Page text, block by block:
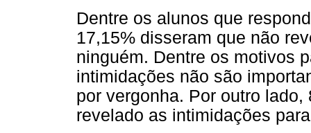
Dentre os alunos que
17,15% disseram que não
ninguém. Dentre os motivos
intimidações não são
por vergonha. Por outro
revelado as intimidações